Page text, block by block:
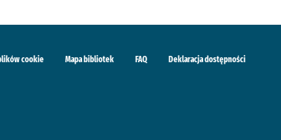
cookie Mapa bibliotek FAQ Deklaracja dostępności